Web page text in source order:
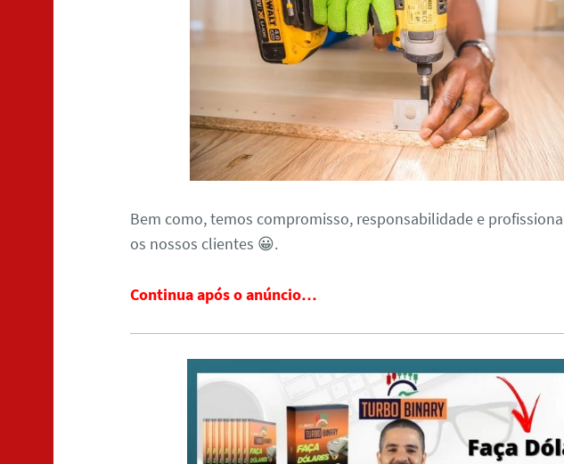
Bem como, temos compromisso, responsabilidade e
os nossos clientes 😀.
Continua após o anúncio…